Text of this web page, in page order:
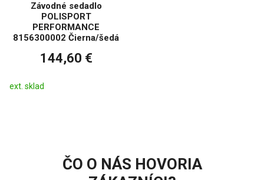
Závodné sedadlo
POLISPORT
PERFORMANCE
8156300002 Čierna/šedá
144,60 €
ext. sklad
ČO O NÁS HOVORIA